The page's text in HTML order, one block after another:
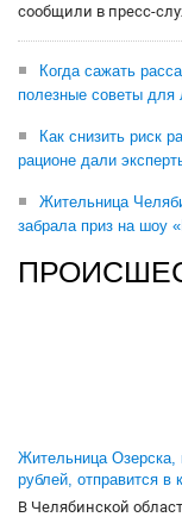
сообщили в пресс-
Когда сажать
полезные советы для
Как снизить риск
рационе дали
Жительница
забрала приз на шоу
Жительница Озерска,
рублей, отправится в
В Челябинской